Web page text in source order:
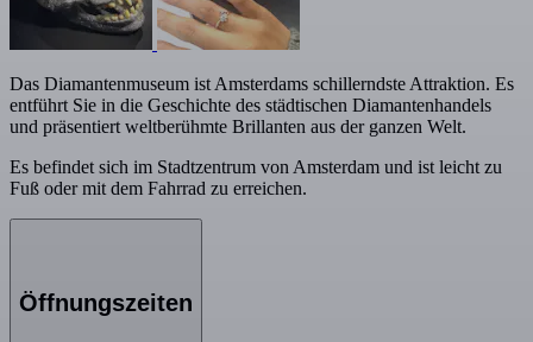
Das Diamantenmuseum ist Amsterdams schillerndste Attraktion. Es
entführt Sie in die Geschichte des städtischen Diamantenhandels
und präsentiert weltberühmte Brillanten aus der ganzen Welt.
Es befindet sich im Stadtzentrum von Amsterdam und ist leicht zu
Fuß oder mit dem Fahrrad zu erreichen.
Öffnungszeiten